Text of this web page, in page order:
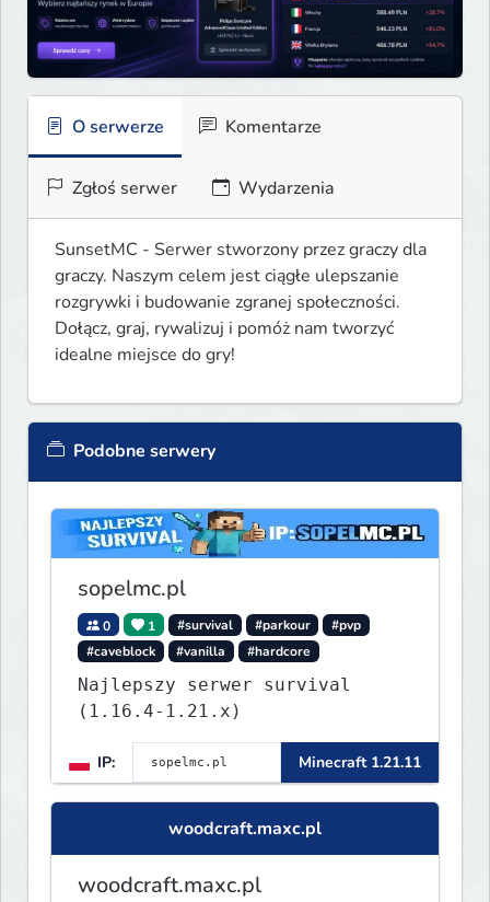
O serwerze Komentarze
Zgłoś serwer Wydarzenia
SunsetMC - Serwer stworzony przez graczy dla
graczy. Naszym celem jest ciągłe ulepszanie
rozgrywki i budowanie zgranej społeczności.
Dołącz, graj, rywalizuj i pomóż nam tworzyć
idealne miejsce do gry!
Podobne serwery
sopelmc.pl
0 1 #survival #parkour
#pvp
#caveblock
#vanilla #hardcore
Najlepszy serwer survival
(1.16.4-1.21.x)
IP: Minecraft 1.21.11
woodcraft.maxc.pl
woodcraft.maxc.pl